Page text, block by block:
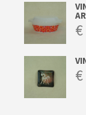
€
€